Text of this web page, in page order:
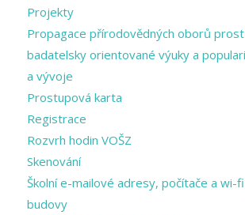
Projekty
Propagace přírodovědných oborů
badatelsky orientované výuky a
a vývoje
Prostupová karta
Registrace
Rozvrh hodin VOŠZ
Skenování
Školní e-mailové adresy, počítače a wi-
budovy